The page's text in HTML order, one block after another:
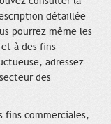
détaillée
pourrez même les
à des fins
adressez
des
fins commerciales,